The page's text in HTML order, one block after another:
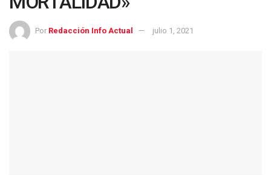
Por Redacción Info Actual julio 1, 2021